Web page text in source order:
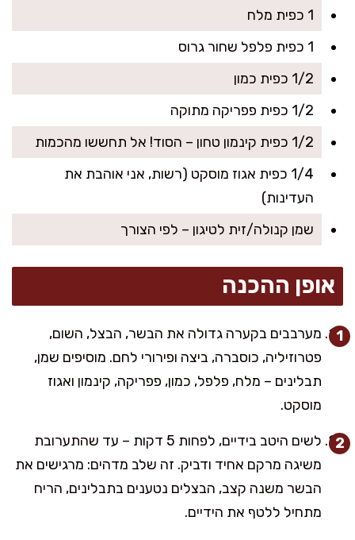
1 כפית מלח
1 כפית פלפל שחור גרוס
1/2 כפית כמון
1/2 כפית פפריקה מתוקה
1/2 כפית קינמון טחון – הסוד! אל תחששו מהכמות
1/4 כפית אגוז מוסקט (רשות, אני אוהבת את
העדינות)
שמן קנולה/זית לטיגון – לפי הצורך
אופן ההכנה
מערבבים בקערה גדולה את הבשר, הבצל, השום,
פטרוזיליה, כוסברה, ביצה ופירורי לחם. מוסיפים שמן,
תבלינים – מלח, פלפל, כמון, פפריקה, קינמון ואגוז
מוסקט.
לשים היטב בידיים, לפחות 5 דקות – עד שהתערובת
משיגה מרקם אחיד ודביק. זה שלב מדהים: מרגישים את
הבשר משנה קצב, הבצלים נטענים בתבלינים, הריח
מתחיל ללטף את הידיים.